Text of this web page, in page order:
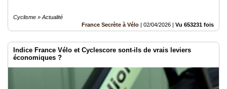
Cyclisme » Actualité
France Secrète à Vélo | 02/04/2026 | Vu 653231 fois
Indice France Vélo et Cyclescore sont-ils de vrais leviers
économiques ?